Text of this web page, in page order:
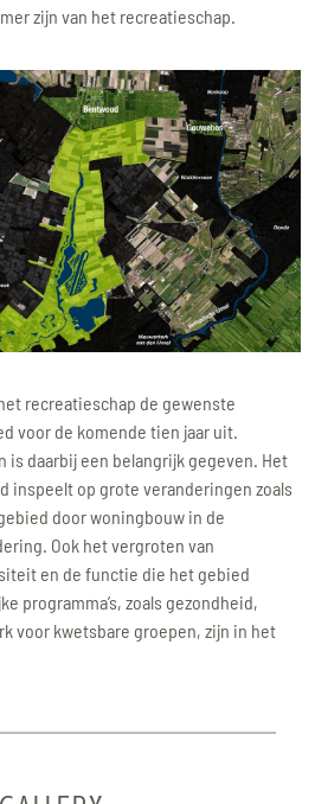
zijn van het recreatieschap.
recreatieschap de gewenste
voor de komende tien jaar uit.
is daarbij een belangrijk gegeven. Het
inspeelt op grote veranderingen zoals
door woningbouw in de
Ook het vergroten van
en de functie die het gebied
programma’s, zoals gezondheid,
voor kwetsbare groepen, zijn in het